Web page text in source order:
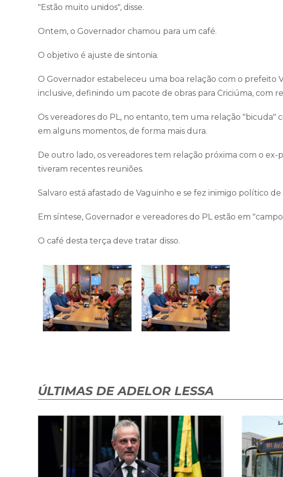
"Estão muito unidos", disse.
Ontem, o Governador chamou para um café.
O objetivo é ajuste de sintonia.
O Governador estabeleceu uma boa relação com o prefeito
inclusive, definindo um pacote de obras para Criciúma, com
Os vereadores do PL, no entanto, tem uma relação "bicuda"
em alguns momentos, de forma mais dura.
De outro lado, os vereadores tem relação próxima com o ex-
tiveram recentes reuniões.
Salvaro está afastado de Vaguinho e se fez inimigo político
Em síntese, Governador e vereadores do PL estão em
O café desta terça deve tratar disso.
ÚLTIMAS DE ADELOR LESSA